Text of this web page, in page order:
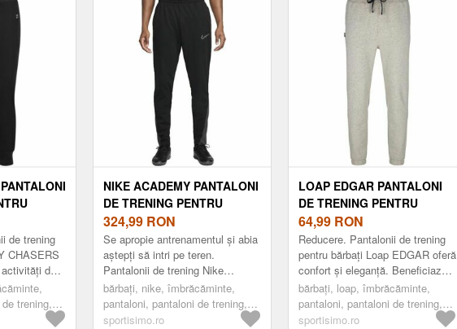
MĂRIME
de trening
CHASERS
de
dar și
trening,
NIKE ACADEMY PANTALONI
DE TRENING PENTRU
BĂRBAȚI, NEGRU, MĂRIME
324,99 RON
Se apropie antrenamentul și abia
aștepți să intri pe teren.
Pantalonii de trening Nike
ACADEMY dispun de fleece
izolat, o croială lejeră care se
în...
bărbați, nike, îmbrăcăminte,
pantaloni, pantaloni de trening,
sport, negru
sportisimo.ro
LOAP EDGAR PANTALONI
DE TRENING PENTRU
BĂRBAȚI, GRI, MĂRIME
64,99 RON
Reducere. Pantalonii de trening
pentru bărbați Loap EDGAR oferă
confort și eleganță. Beneficiază
de un amestec de poliester și
bumbac care asigură confort
ma...
bărbați, loap, îmbrăcăminte,
pantaloni, pantaloni de trening,
fashion, gri
sportisimo.ro